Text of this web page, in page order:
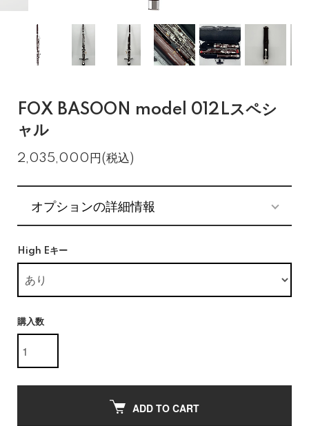
FOX BASOON model 012Lスペシ
ャル
2,035,000円(税込)
オプションの詳細情報
High Eキー
購入数
ADD TO CART